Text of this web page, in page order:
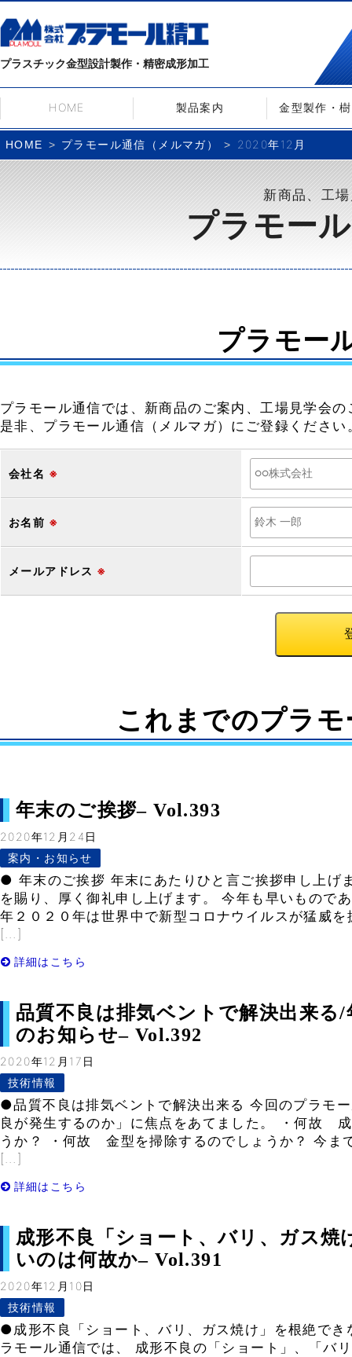
プラスチック金型設計製作・精密成形加工
HOME 製品案内 金型製作・
HOME プラモール通信（メルマガ） 2020年12月
新商品、工
プラモー
プラモー
プラモール通信では、新商品のご案内、工場見学会
是非、プラモール通信（メルマガ）にご登録ください
会社名 ※
お名前 ※
メールアドレス ※
これまでのプラ
年末のご挨拶– Vol.393
2020年12月24日
案内・お知らせ
● 年末のご挨拶 年末にあたりひと言ご挨拶申し上げ
を賜り、厚く御礼申し上げます。 今年も早いもので
年２０２０年は世界中で新型コロナウイルスが猛威
[…]
詳細はこちら
品質不良は排気ベントで解決出来る
のお知らせ– Vol.392
2020年12月17日
技術情報
●品質不良は排気ベントで解決出来る 今回のプラモ
良が発生するのか」に焦点をあてました。 ・何故
うか？ ・何故 金型を掃除するのでしょうか？ 今ま
[…]
詳細はこちら
成形不良「ショート、バリ、ガス焼
いのは何故か– Vol.391
2020年12月10日
技術情報
●成形不良「ショート、バリ、ガス焼け」を根絶でき
ラモール通信では、 成形不良の「ショート」、「バ